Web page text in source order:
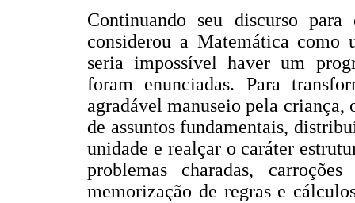
Continuando seu discurso para
considerou a Matemática como
seria impossível haver um
foram enunciadas. Para
agradável manuseio pela criança,
de assuntos fundamentais,
unidade e realçar o caráter
problemas charadas,
memorização de regras e